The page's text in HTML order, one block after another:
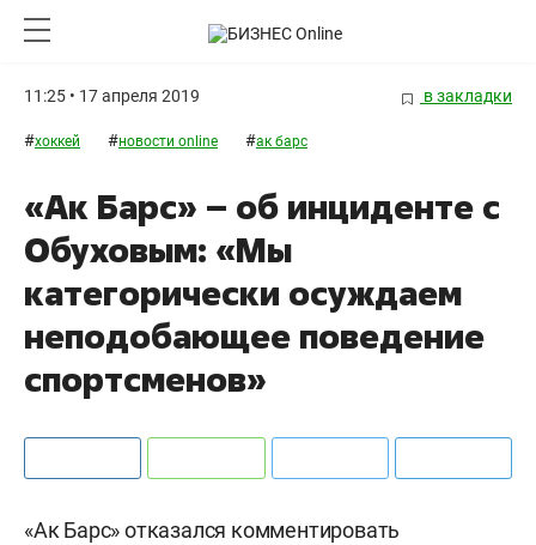
11:25 • 17 апреля 2019 в закладки
#хоккей #новости online #ак барс
«Ак Барс» – об инциденте с
Обуховым: «Мы
категорически осуждаем
неподобающее поведение
спортсменов»
«Ак Барс» отказался комментировать